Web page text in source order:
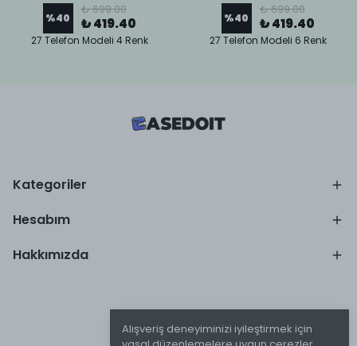
Alışveriş deneyiminizi iyileştirmek için
%40
₺ 699.00
₺ 419.40
27 Telefon Modeli 4 Renk
%40
₺ 699.00
₺ 419.40
27 Telefon Modeli 6 Renk
Kategoriler
Hesabım
Hakkımızda